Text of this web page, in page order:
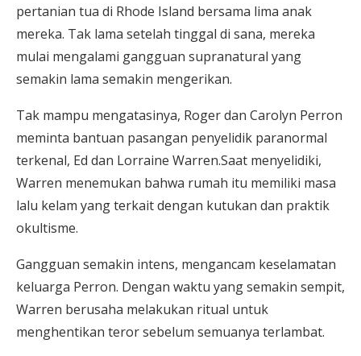
pertanian tua di Rhode Island bersama lima anak
mereka. Tak lama setelah tinggal di sana, mereka
mulai mengalami gangguan supranatural yang
semakin lama semakin mengerikan.
Tak mampu mengatasinya, Roger dan Carolyn Perron
meminta bantuan pasangan penyelidik paranormal
terkenal, Ed dan Lorraine Warren.Saat menyelidiki,
Warren menemukan bahwa rumah itu memiliki masa
lalu kelam yang terkait dengan kutukan dan praktik
okultisme.
Gangguan semakin intens, mengancam keselamatan
keluarga Perron. Dengan waktu yang semakin sempit,
Warren berusaha melakukan ritual untuk
menghentikan teror sebelum semuanya terlambat.